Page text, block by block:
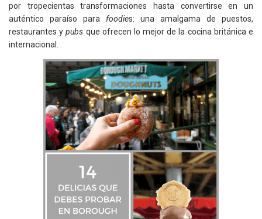
por tropecientas transformaciones hasta convertirse en un
auténtico paraíso para foodies: una amalgama de puestos,
restaurantes ypubs que ofrecen lo mejor de la cocina británica e
internacional.